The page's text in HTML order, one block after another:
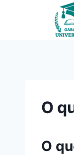
O
O